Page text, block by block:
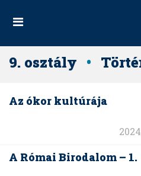
9. osztály •
Az ókor kultúrája
A Római Birodalom – 1.